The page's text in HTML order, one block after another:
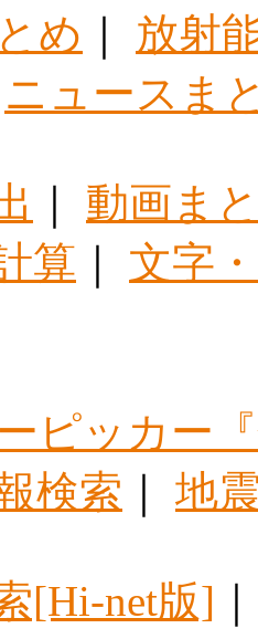
め
放射
ニュースま
動画ま
算
文字
ピッカー
検索
地
[Hi-net版]